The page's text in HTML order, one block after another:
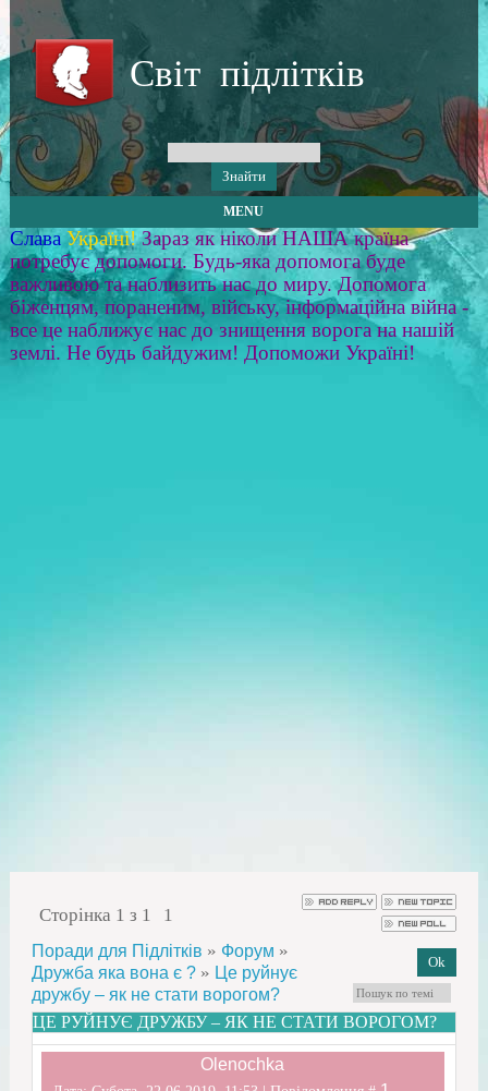
Світ підлітків
MENU
Слава Україні! Зараз як ніколи НАША країна
потребує допомоги. Будь-яка допомога буде
важливою та наблизить нас до миру. Допомога
біженцям, пораненим, війську, інформаційна війна -
все це наближує нас до знищення ворога на нашій
землі. Не будь байдужим! Допоможи Україні!
Сторінка 1 з 1 1
Поради для Підлітків » Форум »
Дружба яка вона є ? » Це руйнує
дружбу – як не стати ворогом?
ЦЕ РУЙНУЄ ДРУЖБУ – ЯК НЕ СТАТИ ВОРОГОМ?
Olenochka